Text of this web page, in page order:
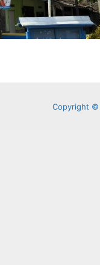
Copyright ©